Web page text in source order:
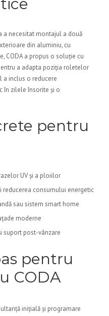
a necesitat montajul a două
din aluminiu, cu
CODA a propus o soluție cu
a adapta poziția roletelor
a inclus o reducere
în zilele însorite și o
pentru
UV și a ploiilor
reducerea consumului energetic
sau sistem smart home
moderne
suport post-vânzare
pentru
CODA
inițială și programare